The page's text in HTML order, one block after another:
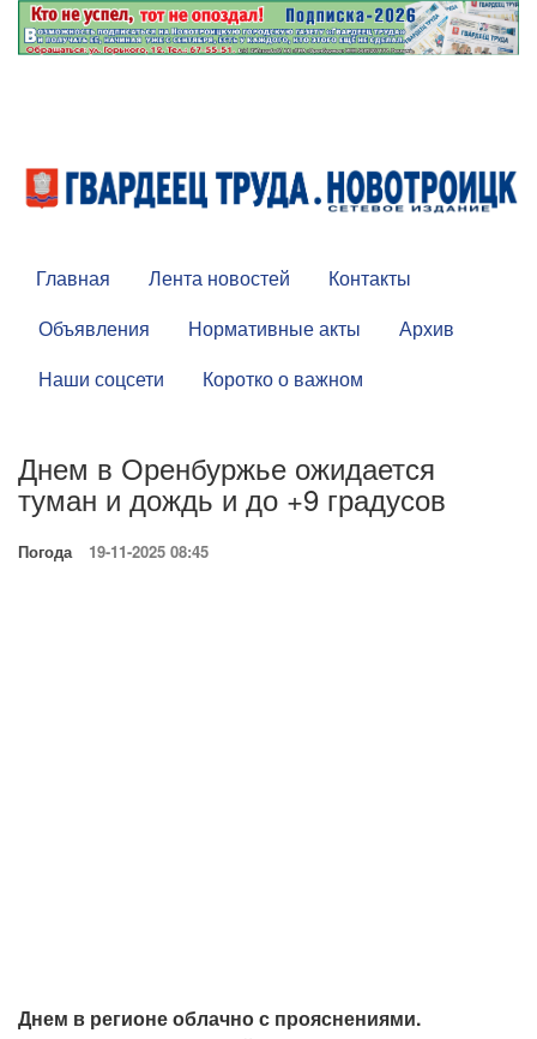
Главная Лента новостей
Контакты
Объявления
Нормативные акты
Архив
Наши соцсети
Коротко о важном
Днем в Оренбуржье ожидается
туман и дождь и до +9 градусов
Погода 19-11-2025 08:45
Днем в регионе облачно с прояснениями.